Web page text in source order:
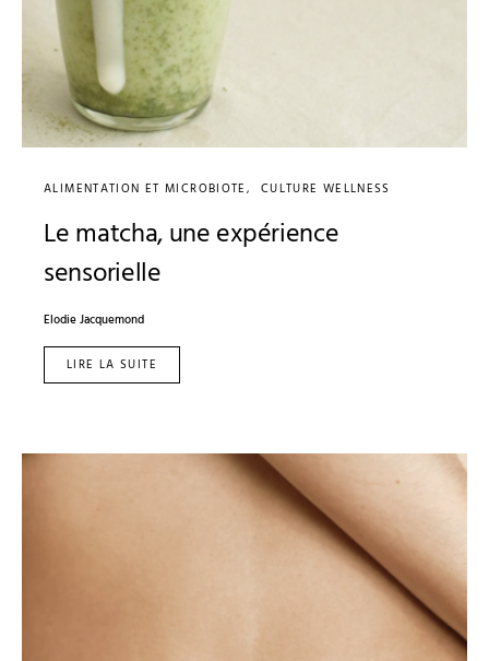
ALIMENTATION ET MICROBIOTE CULTURE WELLNESS
Le matcha, une expérience
sensorielle
Elodie Jacquemond
LIRE LA SUITE